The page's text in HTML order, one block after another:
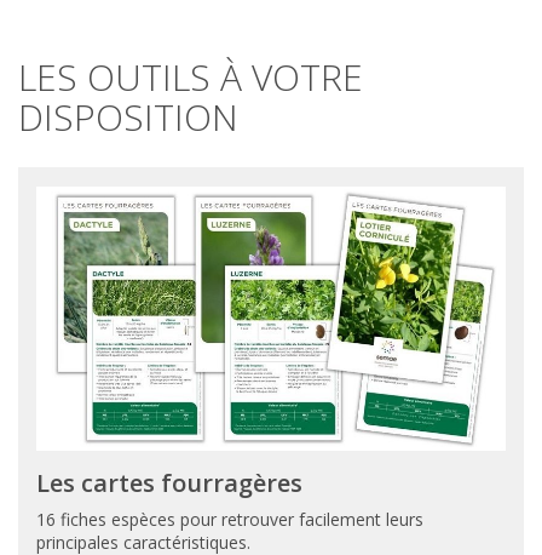
LES OUTILS À VOTRE
DISPOSITION
Les cartes fourragères
16 fiches espèces pour retrouver facilement leurs
principales caractéristiques.